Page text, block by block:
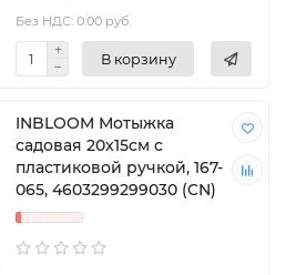
Без НДС: 0.00 руб.
В корзину
INBLOOM Мотыжка
садовая 20x15см с
пластиковой ручкой, 167-
065, 4603299299030 (CN)